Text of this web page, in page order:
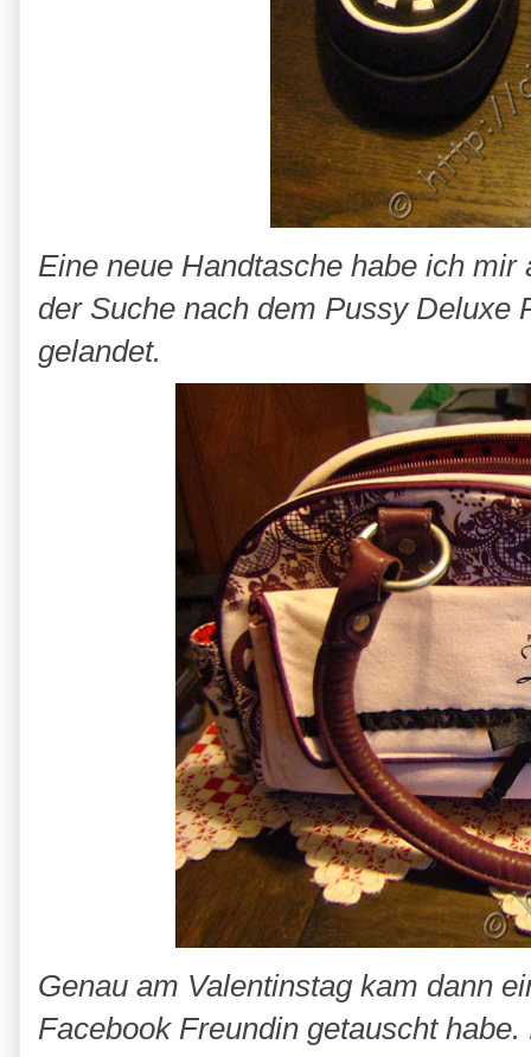
Eine neue Handtasche habe ich
der Suche nach dem Pussy Deluxe
gelandet.
Genau am Valentinstag kam dann
Facebook Freundin getauscht